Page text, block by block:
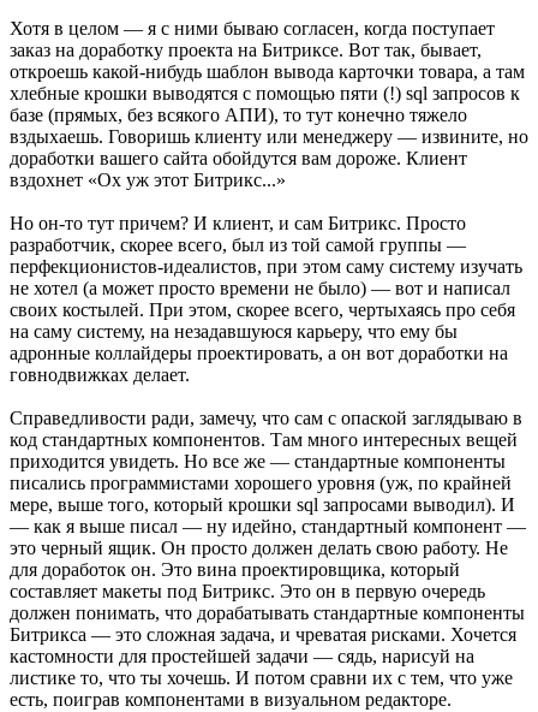
Хотя в целом — я с ними бываю согласен, когда поступает
заказ на доработку проекта на Битриксе. Вот так, бывает,
откроешь какой-нибудь шаблон вывода карточки товара, а там
хлебные крошки выводятся с помощью пяти (!) sql запросов к
базе (прямых, без всякого АПИ), то тут конечно тяжело
вздыхаешь. Говоришь клиенту или менеджеру — извините, но
доработки вашего сайта обойдутся вам дороже. Клиент
вздохнет «Ох уж этот Битрикс...»
Но он-то тут причем? И клиент, и сам Битрикс. Просто
разработчик, скорее всего, был из той самой группы —
перфекционистов-идеалистов, при этом саму систему изучать
не хотел (а может просто времени не было) — вот и написал
своих костылей. При этом, скорее всего, чертыхаясь про себя
на саму систему, на незадавшуюся карьеру, что ему бы
адронные коллайдеры проектировать, а он вот доработки на
говнодвижках делает.
Справедливости ради, замечу, что сам с опаской заглядываю в
код стандартных компонентов. Там много интересных вещей
приходится увидеть. Но все же — стандартные компоненты
писались программистами хорошего уровня (уж, по крайней
мере, выше того, который крошки sql запросами выводил). И
— как я выше писал — ну идейно, стандартный компонент —
это черный ящик. Он просто должен делать свою работу. Не
для доработок он. Это вина проектировщика, который
составляет макеты под Битрикс. Это он в первую очередь
должен понимать, что дорабатывать стандартные компоненты
Битрикса — это сложная задача, и чреватая рисками. Хочется
кастомности для простейшей задачи — сядь, нарисуй на
листике то, что ты хочешь. И потом сравни их с тем, что уже
есть, поиграв компонентами в визуальном редакторе.